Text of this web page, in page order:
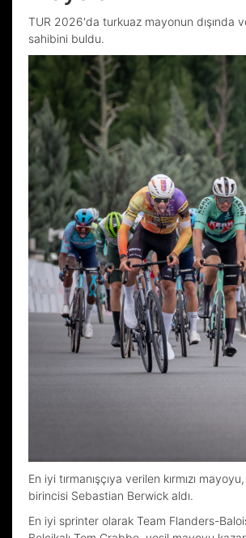
TUR 2026'da turkuaz mayonun dışında
sahibini buldu.
En iyi tırmanışçıya verilen kırmızı
birincisi Sebastian Berwick aldı.
En iyi sprinter olarak Team Flanders-